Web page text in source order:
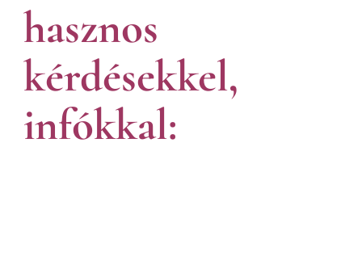
hasznos
kérdésekkel,
infókkal: